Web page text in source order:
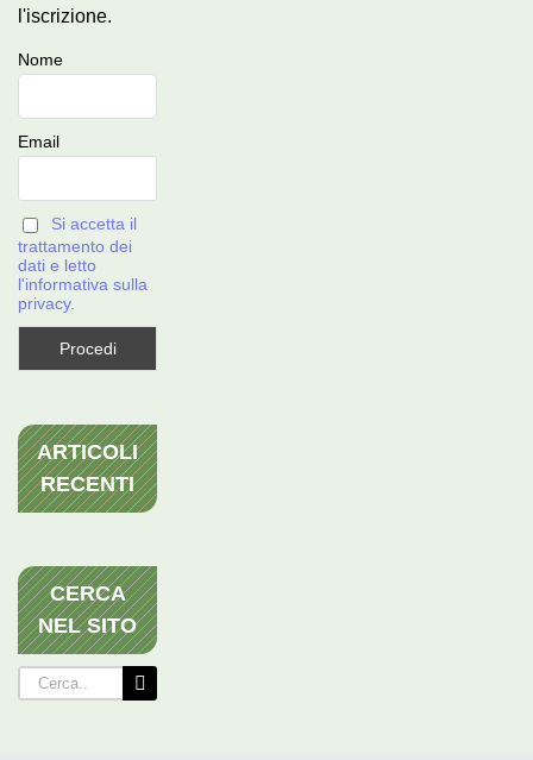
l'iscrizione.
Nome
Email
Si accetta il
trattamento dei
dati e letto
l'informativa sulla
privacy.
ARTICOLI
RECENTI
CERCA
NEL SITO
Cerca
per: